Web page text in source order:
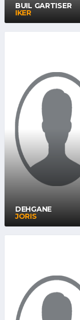
BUIL GARTISER
IKER
DEHGANE
JORIS